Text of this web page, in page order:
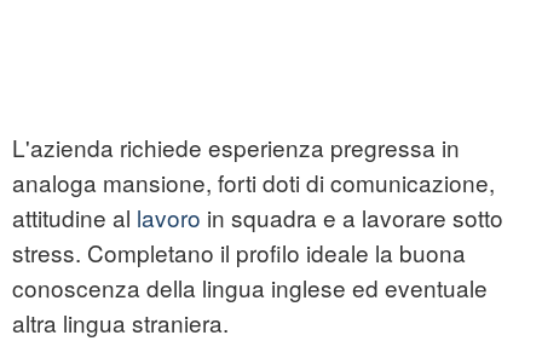
L'azienda richiede esperienza pregressa in
analoga mansione, forti doti di comunicazione,
attitudine al lavoro in squadra e a lavorare sotto
stress. Completano il profilo ideale la buona
conoscenza della lingua inglese ed eventuale
altra lingua straniera.